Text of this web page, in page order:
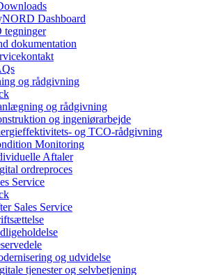
Dashboard
tegninger
dokumentation
og rådgivning
og rådgivning
og ingeniørarbejde
og TCO-rådgivning
Monitoring
Aftaler
ordreproces
Service
Sales Service
og udvidelse
tjenester og selvbetjening